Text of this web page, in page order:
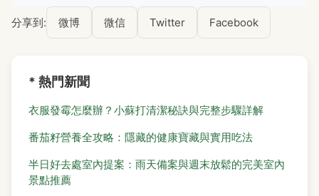
分享到: 微博 微信 Twitter Facebook
* 熱門新聞
衣服發霉怎麼辦？小蘇打清潔秘訣與完整步驟詳解
番茄籽營養全攻略：隱藏的健康寶藏與實用吃法
半日好去處室內提案：雨天備案與週末放鬆的完美室內
景點推薦